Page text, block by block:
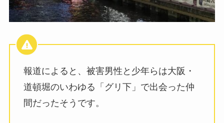
報道によると、被害男性と少年らは大阪・
道頓堀のいわゆる「グリ下」で出会った仲
間だったそうです。